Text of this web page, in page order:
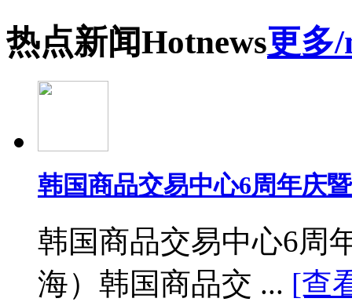
热点新闻Hotnews更多
韩国商品交易中心6周年庆
韩国商品交易中心6周
海）韩国商品交 ... [查